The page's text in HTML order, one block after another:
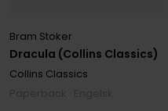
Dracula (Collins Classics)
Bram Stoker
Collins Classics